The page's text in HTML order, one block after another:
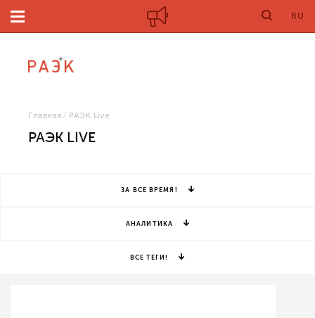
RU
Главная РАЭК Live
РАЭК LIVE
ЗА ВСЕ ВРЕМЯ!
АНАЛИТИКА
ВСЕ ТЕГИ!